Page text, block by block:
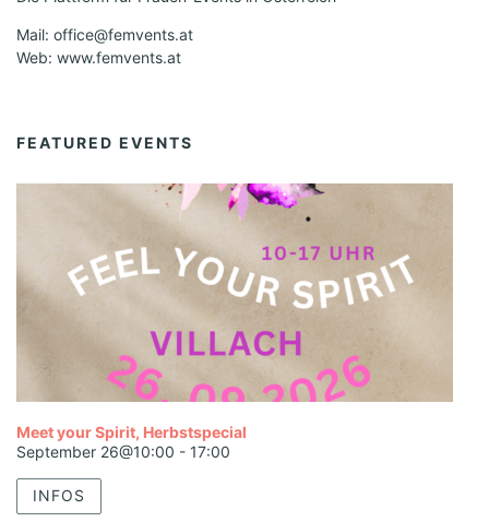
Mail: office@femvents.at
Web: www.femvents.at
FEATURED EVENTS
Meet your Spirit, Herbstspecial
September 26@10:00 - 17:00
INFOS